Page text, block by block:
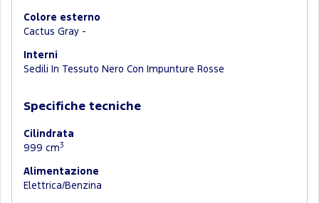
Colore esterno
Cactus Gray -
Interni
Sedili In Tessuto Nero Con Impunture Rosse
Specifiche tecniche
Cilindrata
999 cm3
Alimentazione
Elettrica/Benzina